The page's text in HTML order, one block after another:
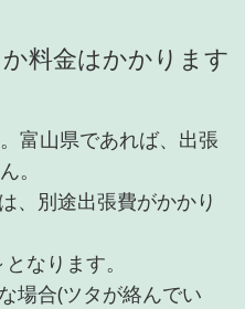
料金はかかります
富山県であれば、出張
。
、別途出張費がかかり
なります。
場合(ツタが絡んでい